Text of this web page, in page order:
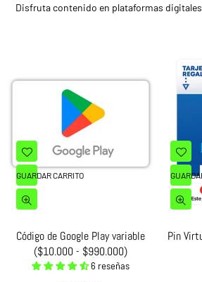
Disfruta contenido en plataformas
GUARDAR CARRITO
Código de Google Play variable
($10.000 - $990.000)
6 reseñas
Pin